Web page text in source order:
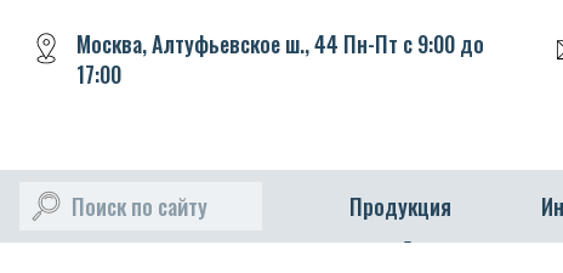
Продукция
Москва, Алтуфьевское ш., 44 Пн-Пт с 9:00 до
17:00
Поиск по сайту